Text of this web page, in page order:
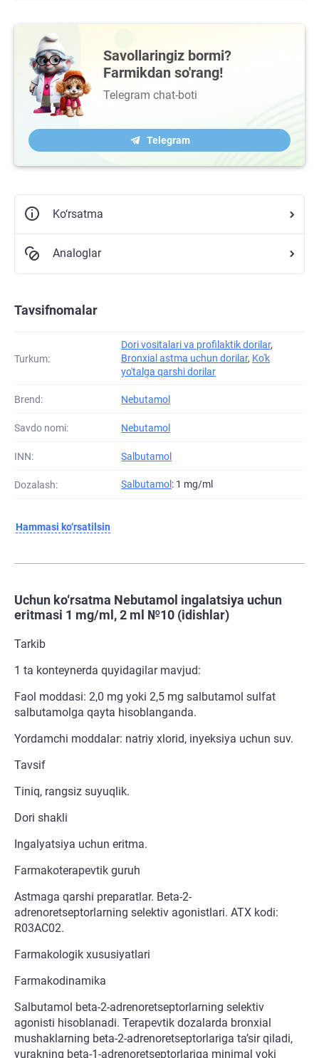
Savollaringiz bormi?
Farmikdan so'rang!
Telegram chat-boti
Telegram
Ko‘rsatma
Analoglar
Tavsifnomalar
Turkum:
Dori vositalari va profilaktik dorilar,
Bronxial astma uchun dorilar, Ko'k
yo'talga qarshi dorilar
Brend: Nebutamol
Savdo nomi: Nebutamol
INN: Salbutamol
Dozalash: Salbutamol : 1 mg/ml
Hammasi ko‘rsatilsin
Uchun ko‘rsatma Nebutamol ingalatsiya uchun
eritmasi 1 mg/ml, 2 ml №10 (idishlar)
Tarkib
1 ta konteynerda quyidagilar mavjud:
Faol moddasi: 2,0 mg yoki 2,5 mg salbutamol sulfat
salbutamolga qayta hisoblanganda.
Yordamchi moddalar: natriy xlorid, inyeksiya uchun suv.
Tavsif
Tiniq, rangsiz suyuqlik.
Dori shakli
Ingalyatsiya uchun eritma.
Farmakoterapevtik guruh
Astmaga qarshi preparatlar. Beta-2-
adrenoretseptorlarning selektiv agonistlari. ATX kodi:
R03AC02.
Farmakologik xususiyatlari
Farmakodinamika
Salbutamol beta-2-adrenoretseptorlarning selektiv
agonisti hisoblanadi. Terapevtik dozalarda bronxial
mushaklarning beta-2-adrenoretseptorlariga ta’sir qiladi,
yurakning beta-1-adrenoretseptorlariga minimal yoki